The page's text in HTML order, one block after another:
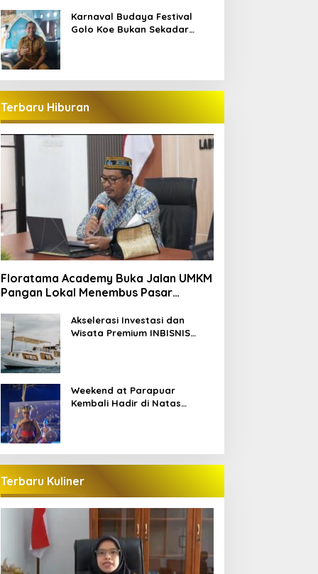
Karnaval Budaya Festival
Golo Koe Bukan Sekadar
Terbaru Hiburan
Floratama Academy Buka Jalan UMKM
Pangan Lokal Menembus Pasar
Akselerasi Investasi dan
Wisata Premium INBISNIS
Weekend at Parapuar
Kembali Hadir di Natas
Terbaru Kuliner